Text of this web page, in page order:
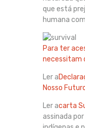
que está
humana
Para ter
necessitam
Ler a
Nosso
Ler acarta
assinada